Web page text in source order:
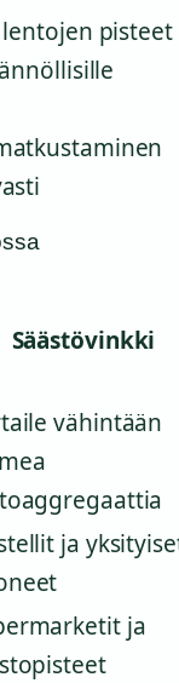
pisteet
Säästövinkki
vähintään
ja
ja